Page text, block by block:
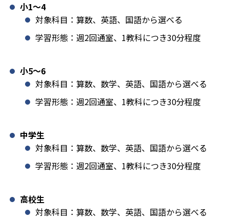
小1️〜4
対象科目：算数、英語、国語から選べる
学習形態：週2回通室、1教科につき30分程度
小5〜6
対象科目：算数、数学、英語、国語から選べる
学習形態：週2回通室、1教科につき30分程度
中学生
対象科目：算数、数学、英語、国語から選べる
学習形態：週2回通室、1教科につき30分程度
高校生
対象科目：算数、数学、英語、国語から選べる